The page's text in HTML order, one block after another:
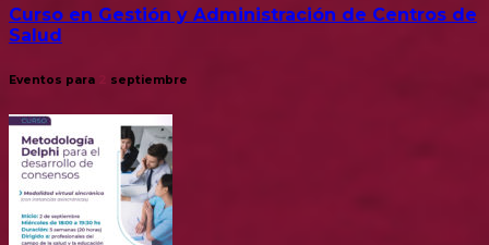
Curso en Gestión y Administración de Centros de
Salud
Eventos para septiembre